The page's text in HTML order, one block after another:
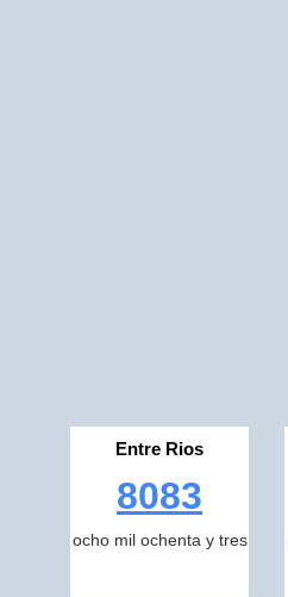
Entre Rios
8083
ocho mil ochenta y tres